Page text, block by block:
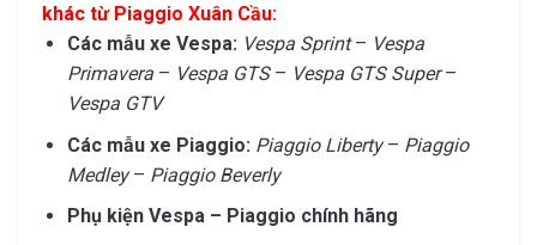
khác từ Piaggio Xuân Cầu:
Các mẫu xe Vespa: Vespa Sprint– Vespa
Primavera– Vespa GTS– Vespa GTS Super–
Vespa GTV
Các mẫu xe Piaggio: Piaggio Liberty– Piaggio
Medley– Piaggio Beverly
Phụ kiện Vespa – Piaggio chính hãng